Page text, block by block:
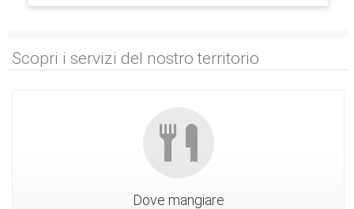
Scopri i servizi del nostro territorio
Dove mangiare